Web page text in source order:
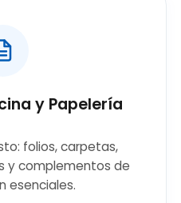
y Papelería
folios, carpetas,
y complementos de
esenciales.